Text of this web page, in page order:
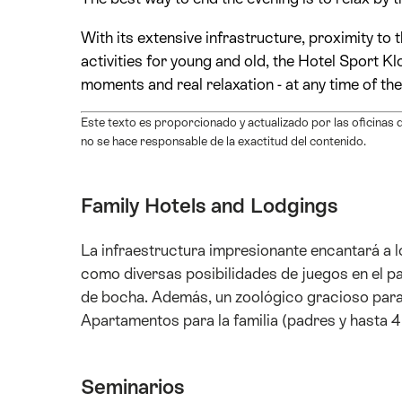
With its extensive infrastructure, proximity to
activities for young and old, the Hotel Sport
moments and real relaxation - at any time of
Este texto es proporcionado y actualizado por las oficinas
no se hace responsable de la exactitud del contenido.
Family Hotels and Lodgings
La infraestructura impresionante encantará
como diversas posibilidades de juegos en el
de bocha. Además, un zoológico gracioso
Apartamentos para la familia (padres y hasta
Seminarios